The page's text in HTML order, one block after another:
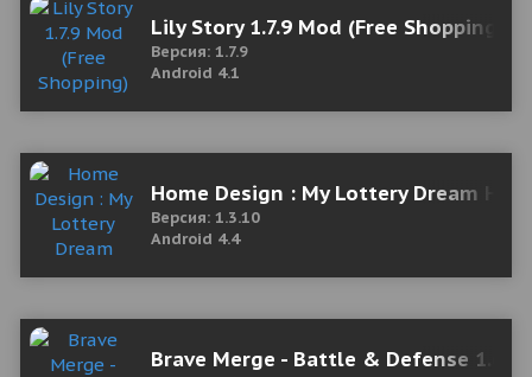
Lily Story 1.7.9 Mod (Free Shopping)
Версия: 1.7.9
Android 4.1
Home Design : My Lottery Dream
Версия: 1.3.10
Android 4.4
Brave Merge - Battle & Defense